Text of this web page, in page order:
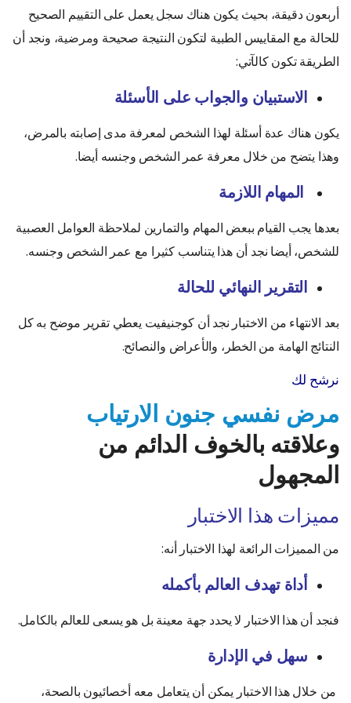
أربعون دقيقة، بحيث يكون هناك سجل يعمل على التقييم الصحيح
للحالة مع المقاييس الطبية لتكون النتيجة صحيحة ومرضية، ونجد أن
الطريقة تكون كالآتي:
الاستبيان والجواب على الأسئلة
يكون هناك عدة أسئلة لهذا الشخص لمعرفة مدى إصابته بالمرض،
وهذا يتضح من خلال معرفة عمر الشخص وجنسه أيضا.
المهام اللازمة
بعدها يجب القيام ببعض المهام والتمارين لملاحظة العوامل العصبية
للشخص، أيضا نجد أن هذا يتناسب كثيرا مع عمر الشخص وجنسه.
التقرير النهائي للحالة
بعد الانتهاء من الاختبار نجد أن كوجنيفيت يعطي تقرير موضح به كل
النتائج الهامة من الخطر، والأعراض والنصائح.
نرشح لك
مرض نفسي جنون الارتياب
وعلاقته بالخوف الدائم من
المجهول
مميزات هذا الاختبار
من المميزات الرائعة لهذا الاختبار أنه:
أداة تهدف العالم بأكمله
فنجد أن هذا الاختبار لا يحدد جهة معينة بل هو يسعى للعالم بالكامل.
سهل في الإدارة
من خلال هذا الاختبار يمكن أن يتعامل معه أخصائيون بالصحة،